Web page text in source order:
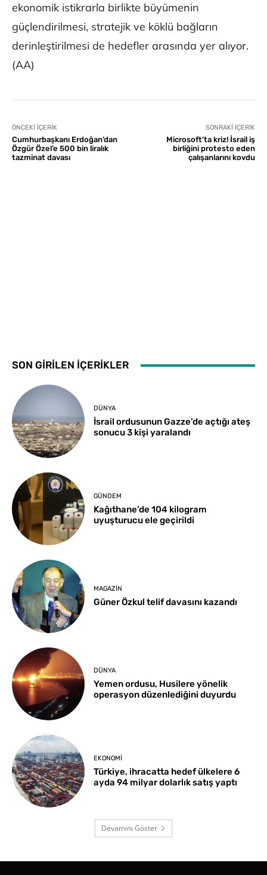
ekonomik istikrarla birlikte büyümenin
güçlendirilmesi, stratejik ve köklü bağların
derinleştirilmesi de hedefler arasında yer alıyor.
(AA)
ÖNCEKI İÇERIK
Cumhurbaşkanı Erdoğan’dan
Özgür Özel’e 500 bin liralık
tazminat davası
SONRAKI İÇERIK
Microsoft’ta kriz! İsrail iş
birliğini protesto eden
çalışanlarını kovdu
SON GİRİLEN İÇERİKLER
DÜNYA
İsrail ordusunun Gazze’de açtığı ateş
sonucu 3 kişi yaralandı
GÜNDEM
Kağıthane’de 104 kilogram
uyuşturucu ele geçirildi
MAGAZIN
Güner Özkul telif davasını kazandı
DÜNYA
Yemen ordusu, Husilere yönelik
operasyon düzenlediğini duyurdu
EKONOMI
Türkiye, ihracatta hedef ülkelere 6
ayda 94 milyar dolarlık satış yaptı
Devamını Göster